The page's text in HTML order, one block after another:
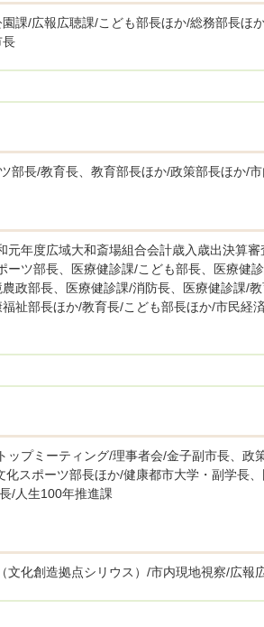
課/広報広聴課/こども部長ほか/総務部長ほ
長
部長/教育長、教育部長ほか/政策部長ほか/
元年度広域大和斎場組合会計歳入歳出決算
ーツ部長、医療健診課/こども部長、医療健
政部長、医療健診課/消防長、医療健診課/
祉部長ほか/教育長/こども部長ほか/市民経
ップミーティング/理事者会/金子副市長、政
スポーツ部長ほか/健康都市大学・副学長
/人生100年推進課
文化創造拠点シリウス）/市内現地視察/広報